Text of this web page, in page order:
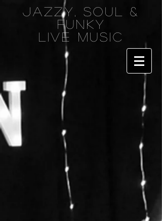
Jazzy, soul &
funky
live music